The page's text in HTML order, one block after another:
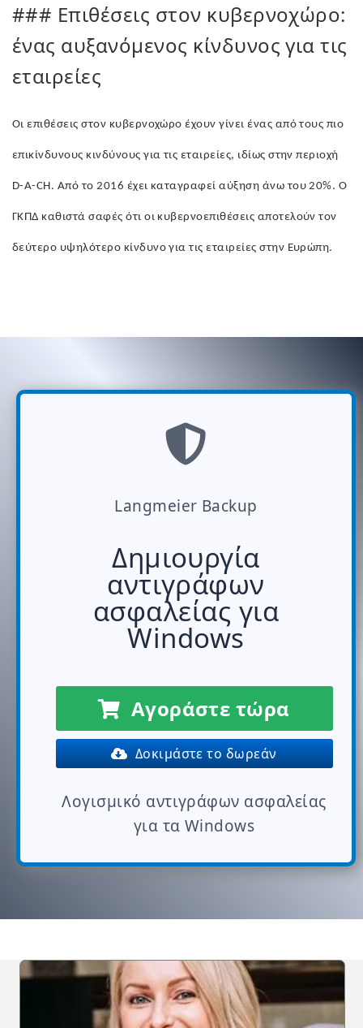
### Επιθέσεις στον κυβερνοχώρο:
ένας αυξανόμενος κίνδυνος για τις
εταιρείες
Οι επιθέσεις στον κυβερνοχώρο έχουν γίνει ένας από τους πιο
επικίνδυνους κινδύνους για τις εταιρείες, ιδίως στην περιοχή
D-A-CH. Από το 2016 έχει καταγραφεί αύξηση άνω του 20%. Ο
ΓΚΠΔ καθιστά σαφές ότι οι κυβερνοεπιθέσεις αποτελούν τον
δεύτερο υψηλότερο κίνδυνο για τις εταιρείες στην Ευρώπη.
Langmeier Backup
Δημιουργία
αντιγράφων
ασφαλείας για
Windows
Αγοράστε τώρα
Δοκιμάστε το δωρεάν
Λογισμικό αντιγράφων ασφαλείας
για τα Windows